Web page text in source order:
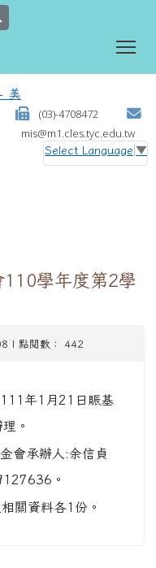
(03)-4708472
mis@m1.cles.tyc.edu.tw
Select Language ▼
110學年度第2學
| 點閱數： 442
年1月21日賑基
。
會承辦人:余信貞
。
關資料各1份。